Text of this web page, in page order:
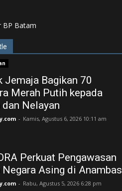
Jemaja Bagikan 70
Merah Putih kepada
dan Nelayan
- Kamis, Agustus 6, 2026 10:11 am
Perkuat Pengawasan
Negara Asing di Anambas
- Rabu, Agustus 5, 2026 6:28 pm